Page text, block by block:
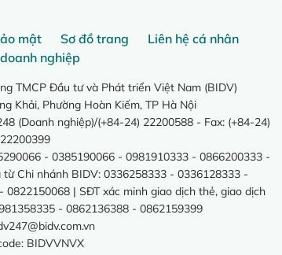
mật Sơ đồ trang
Liên hệ cá nhân
nghiệp
TMCP Đầu tư và Phát triển Việt Nam (BIDV)
Khải, Phường Hoàn Kiếm, TP Hà Nội
(Doanh nghiệp)/(+84-24) 22200588 - Fax: (+84-24)
22200399
- 0385190066 - 0981910333 - 0866200333 -
Chi nhánh BIDV: 0336258333 - 0336128333 -
| SĐT xác minh giao dịch thẻ, giao dịch
- 0862136388 - 0862159399
BIDVVNVX